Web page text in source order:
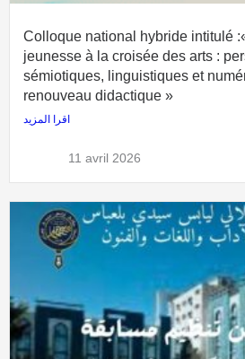
Colloque national hybride intitulé
jeunesse à la croisée des arts :
sémiotiques, linguistiques et
renouveau didactique »
اقرا المزيد
11 avril 2026